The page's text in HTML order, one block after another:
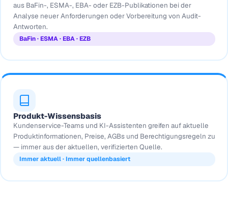
aus BaFin-, ESMA-, EBA- oder EZB-Publikationen bei der
Analyse neuer Anforderungen oder Vorbereitung von Audit-
Antworten.
BaFin · ESMA · EBA · EZB
Produkt-Wissensbasis
Kundenservice-Teams und KI-Assistenten greifen auf aktuelle
Produktinformationen, Preise, AGBs und Berechtigungsregeln zu
— immer aus der aktuellen, verifizierten Quelle.
Immer aktuell · Immer quellenbasiert